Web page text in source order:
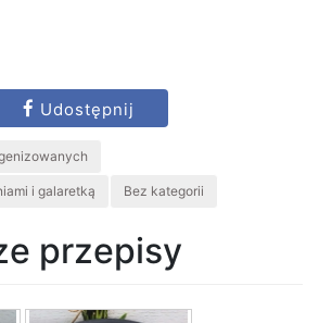
Udostępnij
i galaretką Bez kategorii
przepisy